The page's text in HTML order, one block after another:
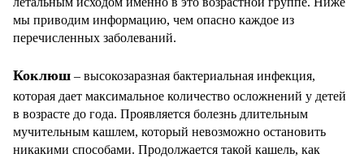
мы приводим информацию, чем опасно каждое из
перечисленных заболеваний.
Коклюш – высокозаразная бактериальная инфекция,
которая дает максимальное количество осложнений у детей
в возрасте до года. Проявляется болезнь длительным
мучительным кашлем, который невозможно остановить
никакими способами. Продолжается такой кашель, как